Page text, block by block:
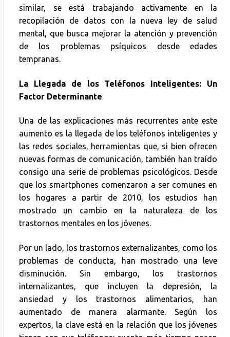
similar, se está trabajando activamente en la
recopilación de datos con la nueva ley de salud
mental, que busca mejorar la atención y prevención
de los problemas psíquicos desde edades
tempranas.
La Llegada de los Teléfonos Inteligentes: Un
Factor Determinante
Una de las explicaciones más recurrentes ante este
aumento es la llegada de los teléfonos inteligentes y
las redes sociales, herramientas que, si bien ofrecen
nuevas formas de comunicación, también han traído
consigo una serie de problemas psicológicos. Desde
que los smartphones comenzaron a ser comunes en
los hogares a partir de 2010, los estudios han
mostrado un cambio en la naturaleza de los
trastornos mentales en los jóvenes.
Por un lado, los trastornos externalizantes, como los
problemas de conducta, han mostrado una leve
disminución. Sin embargo, los trastornos
internalizantes, que incluyen la depresión, la
ansiedad y los trastornos alimentarios, han
aumentado de manera alarmante. Según los
expertos, la clave está en la relación que los jóvenes